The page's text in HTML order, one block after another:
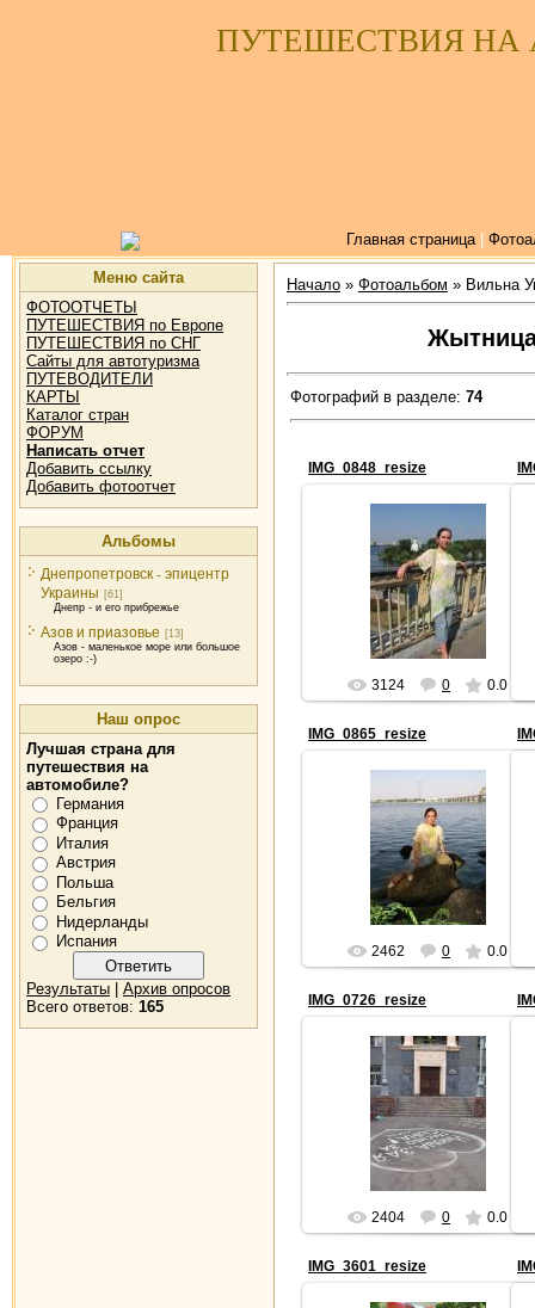
ПУТЕШЕСТВИЯ НА
Главная страница|
Меню сайта
ФОТООТЧЕТЫ
ПУТЕШЕСТВИЯ по Европе
ПУТЕШЕСТВИЯ по СНГ
Сайты для автотуризма
ПУТЕВОДИТЕЛИ
КАРТЫ
Каталог стран
ФОРУМ
Написать отчет
Добавить ссылку
Добавить фотоотчет
Альбомы
Днепропетровск - эпицентр
Украины [61]
Днепр - и его прибрежье
Азов и приазовье [13]
Азов - маленькое море или большое
озеро :-)
Наш опрос
Лучшая страна для
путешествия на
автомобиле?
Германия
Франция
Италия
Австрия
Польша
Бельгия
Нидерланды
Испания
Результаты
Архив опросов
Всего ответов: 165
Начало » Фотоальбом » Вильна
Жытница
Фотографий в разделе: 74
IMG_0848_resize
2006-12-15
3124 0 0.0
IMG_0865_resize
2006-12-15
2462 0 0.0
IMG_0726_resize
2006-12-15
2404 0 0.0
IMG_3601_resize